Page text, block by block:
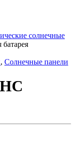
солнечные
, Солнечные панели